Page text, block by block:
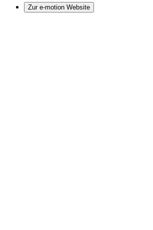
Zur e-motion Website